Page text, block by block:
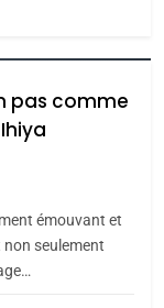
RÉSILIENTE :
Thérèse
–
pas comme
émouvant et
non seulement